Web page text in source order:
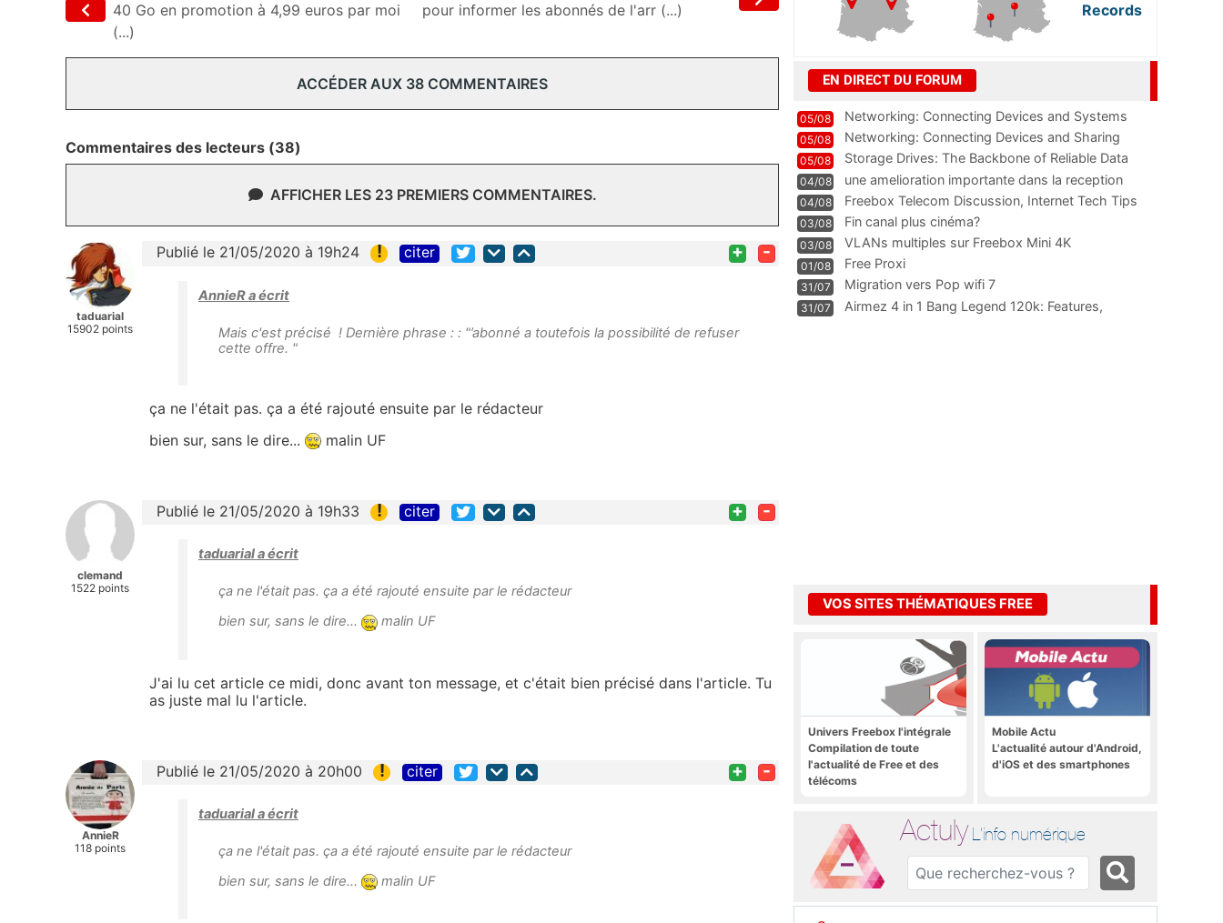
40 Go en promotion à 4,99 euros par moi
(...)
pour informer les abonnés de l'arr (...)
ACCÉDER AUX 38 COMMENTAIRES
Commentaires des lecteurs (38)
AFFICHER LES 23 PREMIERS COMMENTAIRES.
taduarial
15902 points
Publié le 21/05/2020 à 19h24 ! citer + -
AnnieR a écrit
Mais c'est précisé ! Dernière phrase : : "’abonné a toutefois la possibilité de refuser
cette offre. "
ça ne l'était pas. ça a été rajouté ensuite par le rédacteur
bien sur, sans le dire...
malin UF
clemand
1522 points
Publié le 21/05/2020 à 19h33 ! citer + -
taduarial a écrit
ça ne l'était pas. ça a été rajouté ensuite par le rédacteur
bien sur, sans le dire...
malin UF
J'ai lu cet article ce midi, donc avant ton message, et c'était bien précisé dans l'article. Tu
as juste mal lu l'article.
AnnieR
118 points
Publié le 21/05/2020 à 20h00 ! citer + -
taduarial a écrit
ça ne l'était pas. ça a été rajouté ensuite par le rédacteur
bien sur, sans le dire...
malin UF
Records
EN DIRECT DU FORUM
05/08 Networking: Connecting Devices and Systems
05/08
Networking: Connecting Devices and Sharing
Information
05/08
Storage Drives: The Backbone of Reliable Data
Management
04/08
une amelioration importante dans la reception
WIFI
04/08
Freebox Telecom Discussion, Internet Tech Tips
Communi
03/08 Fin canal plus cinéma?
03/08 VLANs multiples sur Freebox Mini 4K
01/08 Free Proxi
31/07 Migration vers Pop wifi 7
31/07
Airmez 4 in 1 Bang Legend 120k: Features,
VOS SITES THÉMATIQUES FREE
Univers Freebox l'intégrale
Compilation de toute
l'actualité de Free et des
télécoms
Mobile Actu
L'actualité autour d'Android,
d'iOS et des smartphones
Actuly L'info numérique